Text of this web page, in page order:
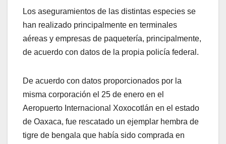
Los aseguramientos de las distintas especies se
han realizado principalmente en terminales
aéreas y empresas de paquetería, principalmente,
de acuerdo con datos de la propia policía federal.
De acuerdo con datos proporcionados por la
misma corporación el 25 de enero en el
Aeropuerto Internacional Xoxocotlán en el estado
de Oaxaca, fue rescatado un ejemplar hembra de
tigre de bengala que había sido comprada en